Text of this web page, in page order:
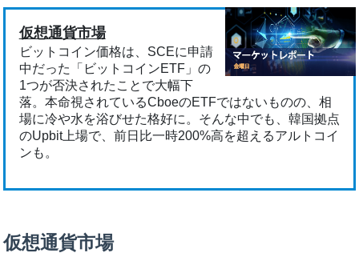
仮想通貨市場
ビットコイン価格は、SCEに申請
中だった「ビットコインETF」の
1つが否決されたことで大幅下
落。本命視されているCboeのETFではないものの、相
場に冷や水を浴びせた格好に。そんな中でも、韓国拠点
のUpbit上場で、前日比一時200%高を超えるアルトコイ
ンも。
仮想通貨市場